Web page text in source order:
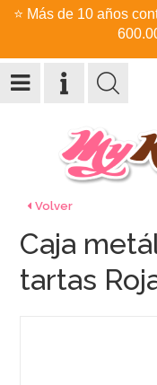
⭐ Más de 10 años
Volver
Caja
tartas